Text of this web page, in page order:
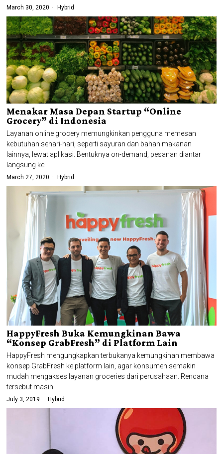
March 30, 2020 Hybrid
Menakar Masa Depan Startup “Online
Grocery” di Indonesia
Layanan online grocery memungkinkan pengguna memesan
kebutuhan sehari-hari, seperti sayuran dan bahan makanan
lainnya, lewat aplikasi. Bentuknya on-demand, pesanan diantar
langsung ke
March 27, 2020 Hybrid
HappyFresh Buka Kemungkinan Bawa
“Konsep GrabFresh” di Platform Lain
HappyFresh mengungkapkan terbukanya kemungkinan membawa
konsep GrabFresh ke platform lain, agar konsumen semakin
mudah mengakses layanan groceries dari perusahaan. Rencana
tersebut masih
July 3, 2019 Hybrid